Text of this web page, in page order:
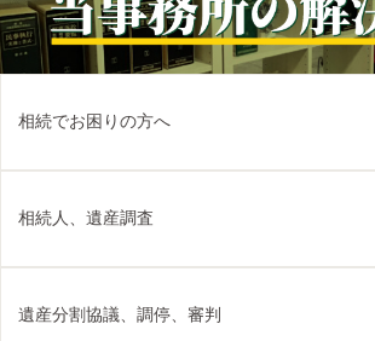
相続でお困りの方へ
相続人、遺産調査
遺産分割協議、調停、審判